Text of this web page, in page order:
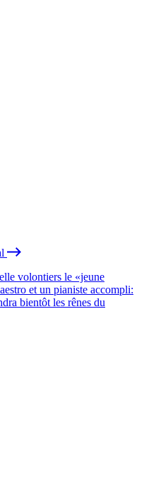
volontiers le «jeune
et un pianiste accompli:
bientôt les rênes du